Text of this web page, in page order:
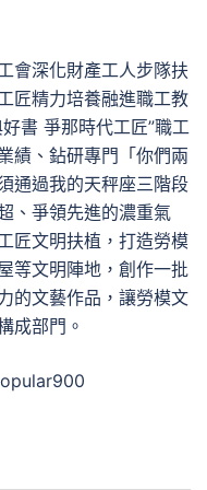
會深化財產工人步隊扶
匠精力培養融進職工教
書 爭那時代工匠”職工
績、鉆研專門「你們兩
通過我的天秤座三階段
、爭領先進的濃重氣
匠文明扶植，打造勞模
等文明陣地，創作一批
的文藝作品，讓勞模文
成部門。